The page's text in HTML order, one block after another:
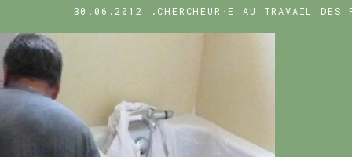
30.06.2012 .CHERCHEUR·E AU TRAVAIL DES